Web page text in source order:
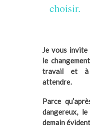
choisir.
Je vous invite
le
travail et à
attendre.
Parce
dangereux,
demain